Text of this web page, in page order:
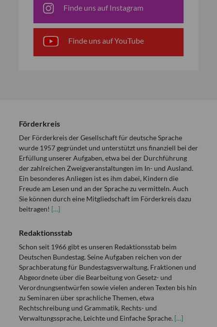
Finde uns auf Instagram
Finde uns auf YouTube
Förderkreis
Der Förderkreis der Gesellschaft für deutsche Sprache
wurde 1957 gegründet und unterstützt uns finanziell bei der
Erfüllung unserer Aufgaben, etwa bei der Durchführung
der zahlreichen Zweigveranstaltungen im In- und Ausland.
Ein besonderes Anliegen ist es ihm dabei, Kindern die
Freude am Lesen und an der Sprache zu vermitteln. Auch
Sie können durch eine Mitgliedschaft im Förderkreis dazu
beitragen! […]
Redaktionsstab
Schon seit 1966 gibt es unseren Redaktionsstab beim
Deutschen Bundestag. Seine Aufgaben reichen von der
Sprachberatung für Bundestagsverwaltung, Fraktionen und
Abgeordnete über die Bearbeitung von Gesetz- und
Verordnungsentwürfen sowie vielen anderen Texten bis hin
zu Seminaren über sprachliche Themen, etwa
Rechtschreibung und Grammatik, Rechts- und
Verwaltungssprache, Leichte und Einfache Sprache. […]